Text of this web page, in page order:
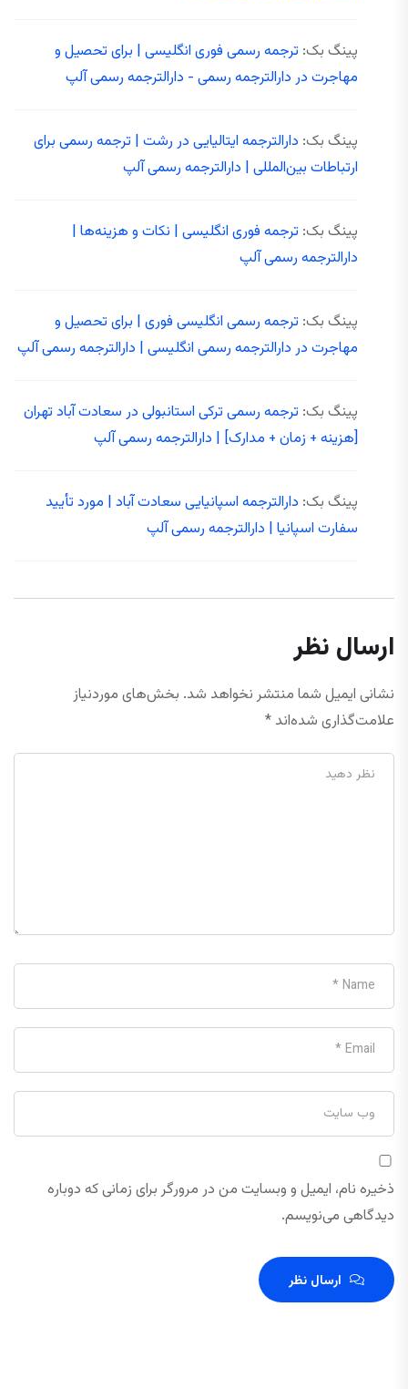
پینگ بک: ترجمه رسمی فوری انگلیسی | برای تحصیل و
مهاجرت در دارالترجمه رسمی - دارالترجمه رسمی آلپ
پینگ بک: دارالترجمه ایتالیایی در رشت | ترجمه رسمی برای
ارتباطات بین‌المللی | دارالترجمه رسمی آلپ
پینگ بک: ترجمه فوری انگلیسی | نکات و هزینه‌ها |
دارالترجمه رسمی آلپ
پینگ بک: ترجمه رسمی انگلیسی فوری | برای تحصیل و
مهاجرت در دارالترجمه رسمی انگلیسی | دارالترجمه رسمی آلپ
پینگ بک: ترجمه رسمی ترکی استانبولی در سعادت آباد تهران
[هزینه + زمان + مدارک] | دارالترجمه رسمی آلپ
پینگ بک: دارالترجمه اسپانیایی سعادت آباد | مورد تأیید
سفارت اسپانیا | دارالترجمه رسمی آلپ
ارسال نظر
نشانی ایمیل شما منتشر نخواهد شد. بخش‌های موردنیاز
علامت‌گذاری شده‌اند *
ذخیره نام، ایمیل و وبسایت من در مرورگر برای زمانی که دوباره
دیدگاهی می‌نویسم.
ارسال نظر